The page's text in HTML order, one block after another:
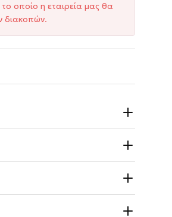
οποίο η εταιρεία μας θα
διακοπών.